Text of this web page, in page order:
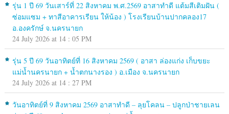
รุ่น 1 ปี 69 วันเสาร์ที่ 22 สิงหาคม พ.ศ.2569 อาสาทำดี แต้มสีเติมฝัน (
ซ่อมแซม + ทาสีอาคารเรียน ให้น้อง ) โรงเรียนบ้านปากคลอง17
อ.องครักษ์ จ.นครนายก
24 July 2026 at 14 : 05 PM
รุ่น 5 ปี 69 วันอาทิตย์ที่ 16 สิงหาคม 2569 ( อาสา ล่องแก่ง เก็บขยะ
แม่น้ำนครนายก + น้ำตกนางรอง ) อ.เมือง จ.นครนายก
24 July 2026 at 14 : 27 PM
วันอาทิตย์ที่ 9 สิงหาคม 2569 อาสาทำดี – ลุยโคลน – ปลูกป่าชายเลน